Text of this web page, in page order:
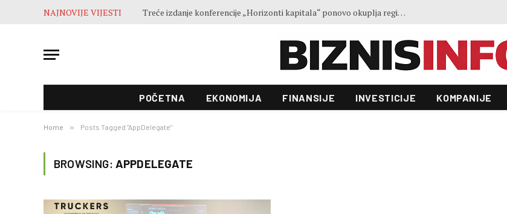
NAJNOVIJE VIJESTI
POČETNA EKONOMIJA FINANSIJE INVESTICIJE KOMPANIJE
Home » Posts Tagged "AppDelegate"
BROWSING: APPDELEGATE